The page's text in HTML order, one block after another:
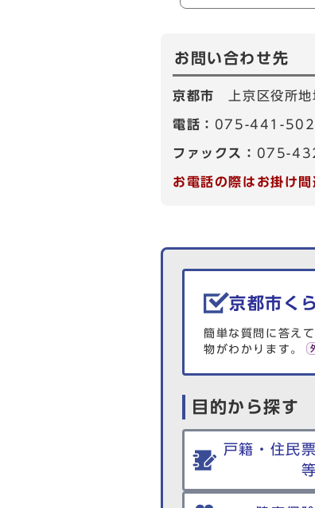
お問い合わせ先
京都市 上京区役所
電話： 075-441-
ファックス： 075-
お電話の際はお掛け
生活情報を探す
京都市く
簡単な質問に答え
物がわかります。
目的から探す
戸籍・住民
等